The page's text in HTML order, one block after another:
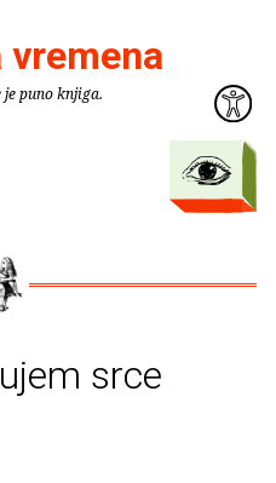
vremena
je puno knjiga.
srce